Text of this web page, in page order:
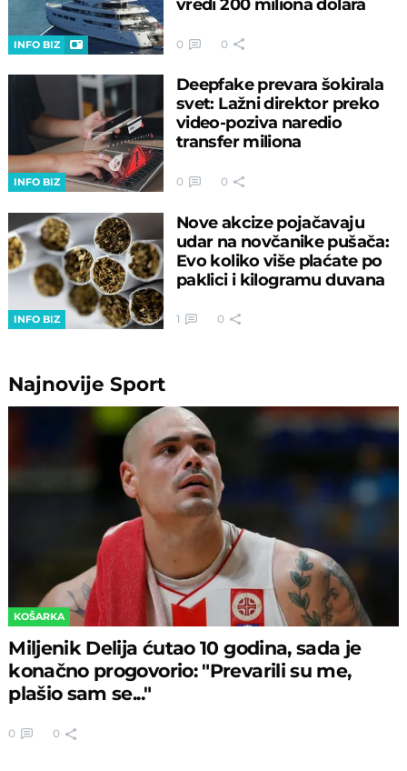
INFO BIZ
vredi 200 miliona dolara
0 0
INFO BIZ
Deepfake prevara šokirala
svet: Lažni direktor preko
video-poziva naredio
transfer miliona
0 0
INFO BIZ
Nove akcize pojačavaju
udar na novčanike pušača:
Evo koliko više plaćate po
paklici i kilogramu duvana
1 0
NajnovijeSport
KOŠARKA
Miljenik Delija ćutao 10 godina, sada je
konačno progovorio: "Prevarili su me,
plašio sam se..."
0 0